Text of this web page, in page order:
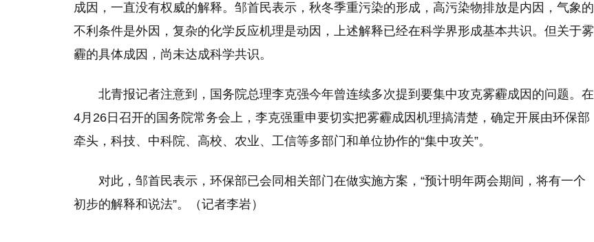
成因，一直没有权威的解释。邹首民表示，秋冬季重污染的形成，高污染物排放是内因，气象的
不利条件是外因，复杂的化学反应机理是动因，上述解释已经在科学界形成基本共识。但关于雾
霾的具体成因，尚未达成科学共识。
北青报记者注意到，国务院总理李克强今年曾连续多次提到要集中攻克雾霾成因的问题。在
4月26日召开的国务院常务会上，李克强重申要切实把雾霾成因机理搞清楚，确定开展由环保部
牵头，科技、中科院、高校、农业、工信等多部门和单位协作的“集中攻关”。
对此，邹首民表示，环保部已会同相关部门在做实施方案，“预计明年两会期间，将有一个
初步的解释和说法”。（记者李岩）